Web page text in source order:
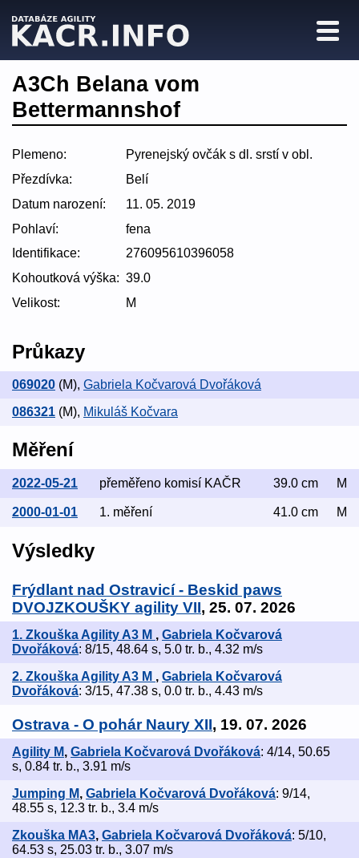
A3Ch Belana vom
Bettermannshof
Plemeno:
Pyrenejský ovčák s dl. srstí v obl.
Přezdívka:
Belí
Datum narození:
11. 05. 2019
Pohlaví:
fena
Identifikace:
276095610396058
Kohoutková výška: 39.0
Velikost:
M
Průkazy
069020 (M), Gabriela Kočvarová Dvořáková
086321 (M), Mikuláš Kočvara
Měření
2022-05-21 přeměřeno komisí KAČR 39.0 cm M
2000-01-01 1. měření 41.0 cm M
Výsledky
Frýdlant nad Ostravicí - Beskid paws
DVOJZKOUŠKY agility VII, 25. 07. 2026
1. Zkouška Agility A3 M , Gabriela Kočvarová
Dvořáková: 8/15, 48.64 s, 5.0 tr. b., 4.32 m/s
2. Zkouška Agility A3 M , Gabriela Kočvarová
Dvořáková: 3/15, 47.38 s, 0.0 tr. b., 4.43 m/s
Ostrava - O pohár Naury XII, 19. 07. 2026
Agility M, Gabriela Kočvarová Dvořáková: 4/14, 50.65
s, 0.84 tr. b., 3.91 m/s
Jumping M, Gabriela Kočvarová Dvořáková: 9/14,
48.55 s, 12.3 tr. b., 3.4 m/s
Zkouška MA3, Gabriela Kočvarová Dvořáková: 5/10,
64.53 s, 25.03 tr. b., 3.07 m/s